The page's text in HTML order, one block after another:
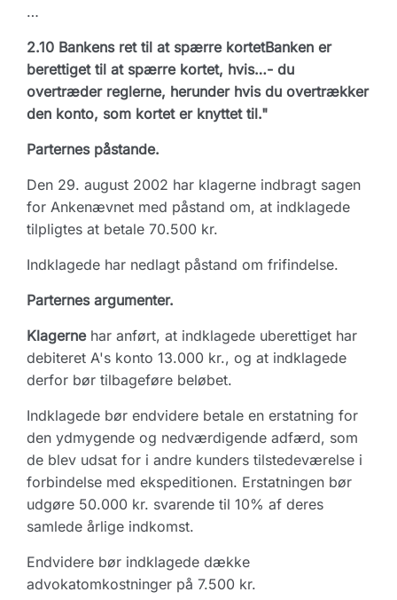
…
2.10 Bankens ret til at spærre kortetBanken er
berettiget til at spærre kortet, hvis…- du
overtræder reglerne, herunder hvis du overtrækker
den konto, som kortet er knyttet til."
Parternes påstande.
Den 29. august 2002 har klagerne indbragt sagen
for Ankenævnet med påstand om, at indklagede
tilpligtes at betale 70.500 kr.
Indklagede har nedlagt påstand om frifindelse.
Parternes argumenter.
Klagernehar anført, at indklagede uberettiget har
debiteret A's konto 13.000 kr., og at indklagede
derfor bør tilbageføre beløbet.
Indklagede bør endvidere betale en erstatning for
den ydmygende og nedværdigende adfærd, som
de blev udsat for i andre kunders tilstedeværelse i
forbindelse med ekspeditionen. Erstatningen bør
udgøre 50.000 kr. svarende til 10% af deres
samlede årlige indkomst.
Endvidere bør indklagede dække
advokatomkostninger på 7.500 kr.